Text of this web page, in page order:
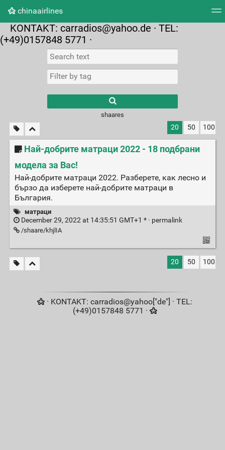
chinaairlines
Tag cloud Picture wall Daily RSS Feed
KONTAKT: carradios@yahoo.de · TEL:
(+49)0157848 5771 ·
shaares
20 50 100
Най-добрите матраци 2022 - 18 подбрани
модела за Вас!
Най-добрите матраци 2022. Разберете, как лесно и
бързо да изберете най-добрите матраци в
България.
матраци
December 29, 2022 at 14:35:51 GMT+1 * · permalink
/shaare/khjlIA
20 50 100
· KONTAKT: carradios@yahoo["de"] · TEL:
(+49)0157848 5771 ·